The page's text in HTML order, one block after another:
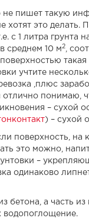
не пишет такую
хотят это
с 1 литра
среднем 10 м2,
учтите
,плюс
отлично понимаю,
– сухой
) – сухой
поверхность,
это можно,
–
одинаково
бетона, а часть
водопоглощение.